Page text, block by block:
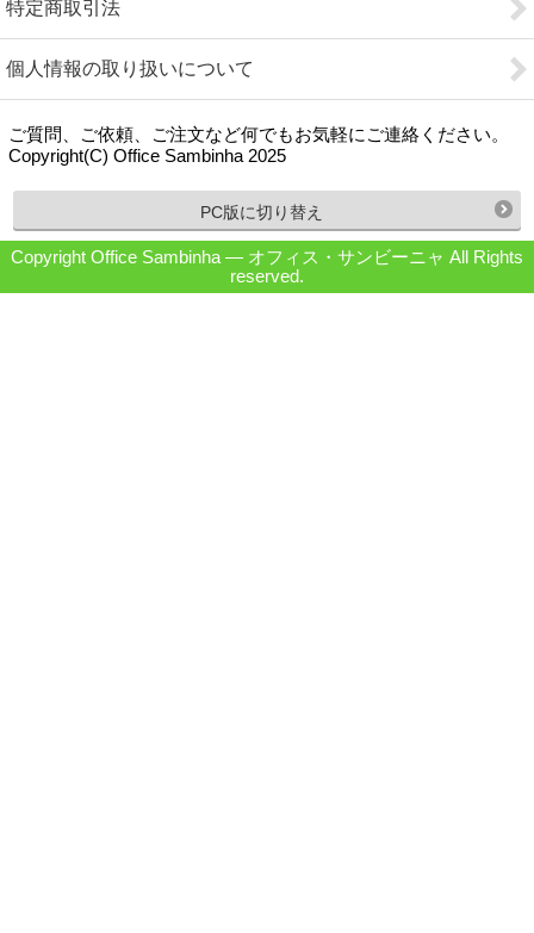
特定商取引法
個人情報の取り扱いについて
ご質問、ご依頼、ご注文など何でもお気軽にご連絡ください。
Copyright(C) Office Sambinha 2025
PC版に切り替え
Copyright Office Sambinha ― オフィス・サンビーニャ All Rights
reserved.